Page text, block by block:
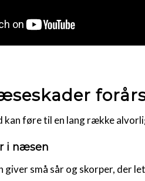
føre til en lang række
i næsen
små sår og skorper, der